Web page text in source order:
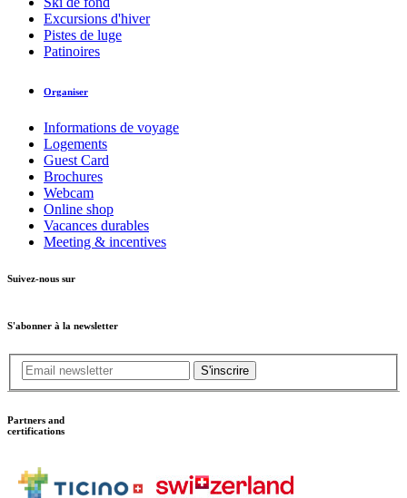
Excursions d'hiver
Pistes de luge
Patinoires
Organiser
Informations de voyage
Logements
Guest Card
Brochures
Webcam
Online shop
Vacances durables
Meeting & incentives
Suivez-nous sur
S'abonner à la newsletter
S'inscrire
Partners and
certifications